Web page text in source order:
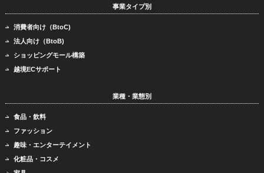
事業タイプ別
消費者向け（BtoC)
法人向け（BtoB)
ショッピングモール構築
越境ECサポート
業種・業態別
食品・飲料
ファッション
趣味・エンターテイメント
化粧品・コスメ